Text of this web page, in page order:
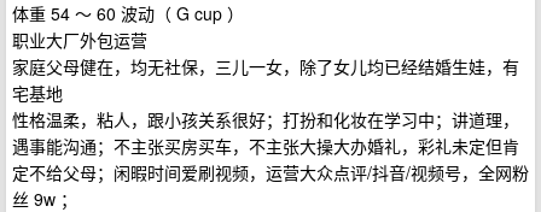
体重 54 ～ 60 波动（ G cup ）
职业大厂外包运营
家庭父母健在，均无社保，三儿一女，除了女儿均已经结婚生娃，有
宅基地
性格温柔，粘人，跟小孩关系很好；打扮和化妆在学习中；讲道理，
遇事能沟通；不主张买房买车，不主张大操大办婚礼，彩礼未定但肯
定不给父母；闲暇时间爱刷视频，运营大众点评/抖音/视频号，全网粉
丝 9w ；